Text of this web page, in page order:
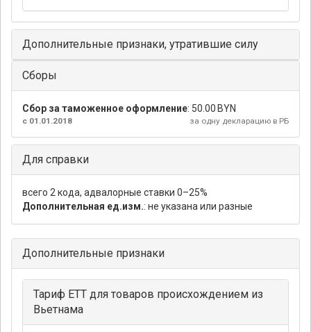
Дополнительные признаки, утратившие силу
Сборы
Сбор за таможенное оформление: 50.00 BYN
за одну декларацию в РБ
с 01.01.2018
Для справки
всего 2 кода, адвалорные ставки 0–25%
Дополнительная ед.изм.: не указана или разные
Дополнительные признаки
Тариф ЕТТ для товаров происхождением из
Вьетнама